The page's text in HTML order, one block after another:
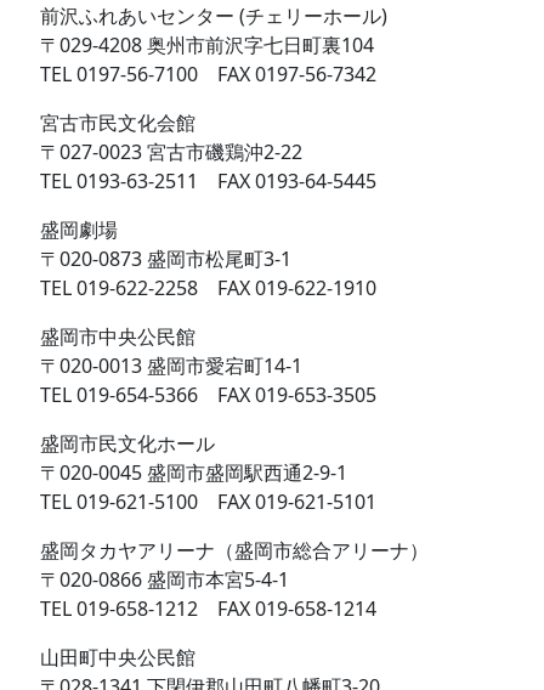
前沢ふれあいセンター (チェリーホール)
〒029-4208 奥州市前沢字七日町裏104
TEL 0197-56-7100 FAX 0197-56-7342
宮古市民文化会館
〒027-0023 宮古市磯鶏沖2-22
TEL 0193-63-2511 FAX 0193-64-5445
盛岡劇場
〒020-0873 盛岡市松尾町3-1
TEL 019-622-2258 FAX 019-622-1910
盛岡市中央公民館
〒020-0013 盛岡市愛宕町14-1
TEL 019-654-5366 FAX 019-653-3505
盛岡市民文化ホール
〒020-0045 盛岡市盛岡駅西通2-9-1
TEL 019-621-5100 FAX 019-621-5101
盛岡タカヤアリーナ（盛岡市総合アリーナ）
〒020-0866 盛岡市本宮5-4-1
TEL 019-658-1212 FAX 019-658-1214
山田町中央公民館